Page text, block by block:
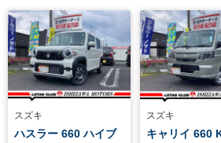
スズキ
ハスラー 660 ハイブ
スズキ
キャリイ 660